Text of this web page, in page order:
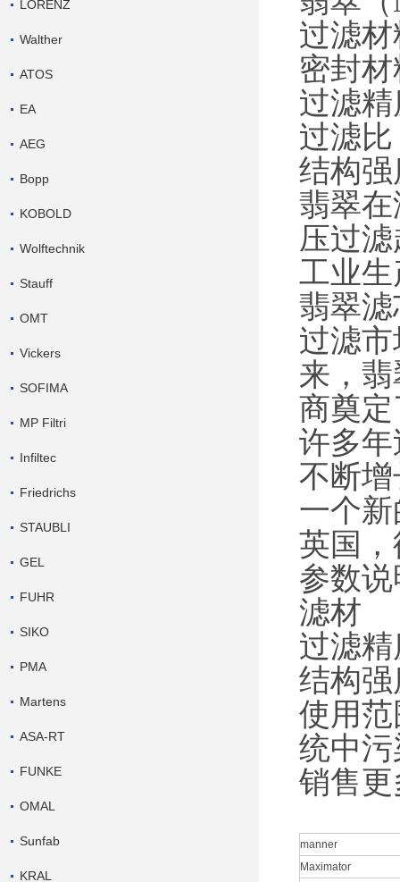
LORENZ
Walther
ATOS
EA
AEG
Bopp
KOBOLD
Wolftechnik
Stauff
OMT
Vickers
SOFIMA
MP Filtri
Infiltec
Friedrichs
STAUBLI
GEL
FUHR
SIKO
PMA
Martens
ASA-RT
FUNKE
OMAL
Sunfab
KRAL
过滤
密封
过滤
过滤
结构
翡翠
压过
工业
翡翠
过滤
来，
商奠
许多
不断
一个
英国
参数
滤材
过滤
结构强
使用范
统中
销售
manner
Maximator